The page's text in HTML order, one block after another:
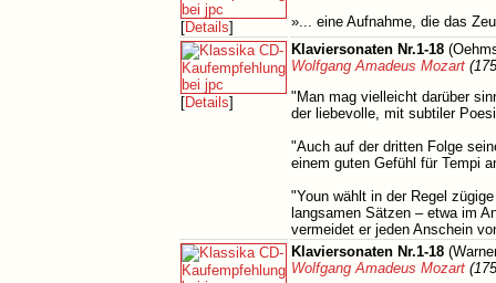
[Details]
»... eine Aufnahme, die das
[Details]
Klaviersonaten Nr.1-18
Wolfgang Amadeus Mozart
"Man mag vielleicht darüber
der liebevolle, mit subtiler
"Auch auf der dritten Folge
einem guten Gefühl für Tempi
"Youn wählt in der Regel
langsamen Sätzen – etwa im
vermeidet er jeden Anschein
Klaviersonaten Nr.1-18
Wolfgang Amadeus Mozart